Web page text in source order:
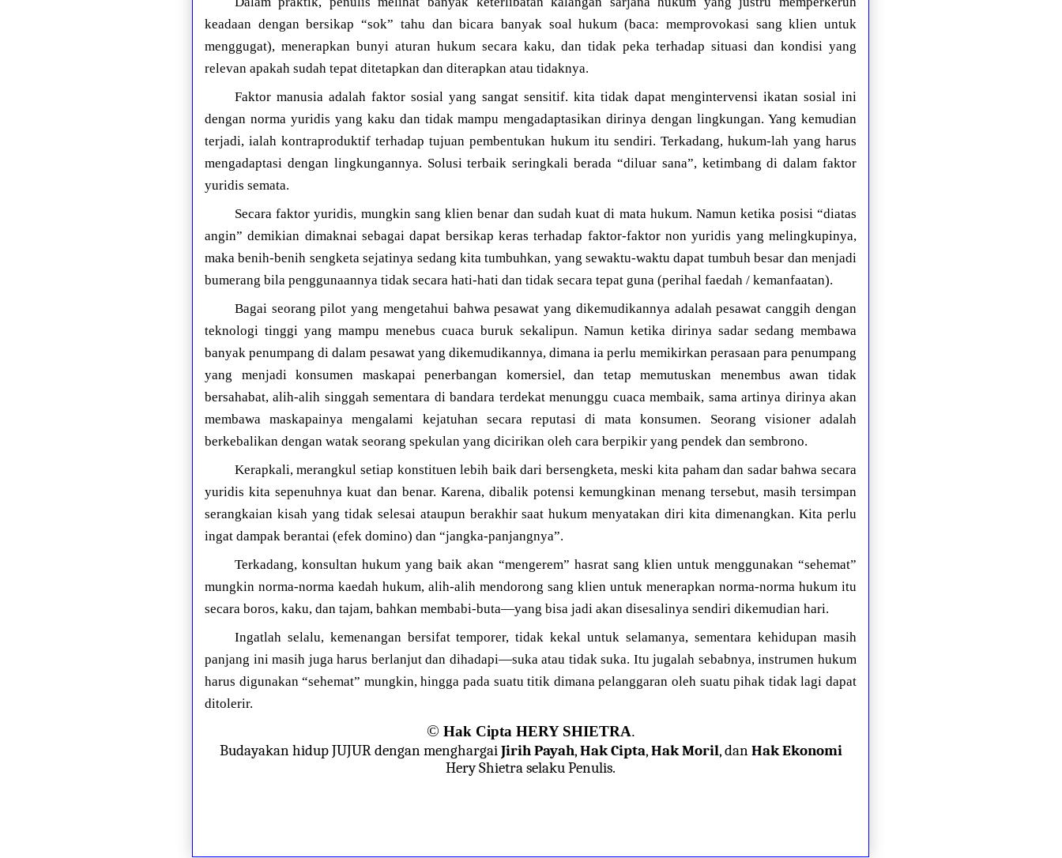
keadaan dengan bersikap “sok” tahu dan bicara banyak soal hukum (baca: memprovokasi sang klien untuk
menggugat), menerapkan bunyi aturan hukum secara kaku, dan tidak peka terhadap situasi dan kondisi yang
relevan apakah sudah tepat ditetapkan dan diterapkan atau tidaknya.
Faktor manusia adalah faktor sosial yang sangat sensitif. kita tidak dapat mengintervensi ikatan sosial ini
dengan norma yuridis yang kaku dan tidak mampu mengadaptasikan dirinya dengan lingkungan. Yang kemudian
terjadi, ialah kontraproduktif terhadap tujuan pembentukan hukum itu sendiri. Terkadang, hukum-lah yang harus
mengadaptasi dengan lingkungannya. Solusi terbaik seringkali berada “diluar sana”, ketimbang di dalam faktor
yuridis semata.
Secara faktor yuridis, mungkin sang klien benar dan sudah kuat di mata hukum. Namun ketika posisi “diatas
angin” demikian dimaknai sebagai dapat bersikap keras terhadap faktor-faktor non yuridis yang melingkupinya,
maka benih-benih sengketa sejatinya sedang kita tumbuhkan, yang sewaktu-waktu dapat tumbuh besar dan menjadi
bumerang bila penggunaannya tidak secara hati-hati dan tidak secara tepat guna (perihal faedah / kemanfaatan).
Bagai seorang pilot yang mengetahui bahwa pesawat yang dikemudikannya adalah pesawat canggih dengan
teknologi tinggi yang mampu menebus cuaca buruk sekalipun. Namun ketika dirinya sadar sedang membawa
banyak penumpang di dalam pesawat yang dikemudikannya, dimana ia perlu memikirkan perasaan para penumpang
yang menjadi konsumen maskapai penerbangan komersiel, dan tetap memutuskan menembus awan tidak
bersahabat, alih-alih singgah sementara di bandara terdekat menunggu cuaca membaik, sama artinya dirinya akan
membawa maskapainya mengalami kejatuhan secara reputasi di mata konsumen. Seorang visioner adalah
berkebalikan dengan watak seorang spekulan yang dicirikan oleh cara berpikir yang pendek dan sembrono.
Kerapkali, merangkul setiap konstituen lebih baik dari bersengketa, meski kita paham dan sadar bahwa secara
yuridis kita sepenuhnya kuat dan benar. Karena, dibalik potensi kemungkinan menang tersebut, masih tersimpan
serangkaian kisah yang tidak selesai ataupun berakhir saat hukum menyatakan diri kita dimenangkan. Kita perlu
ingat dampak berantai (efek domino) dan “jangka-panjangnya”.
Terkadang, konsultan hukum yang baik akan “mengerem” hasrat sang klien untuk menggunakan “sehemat”
mungkin norma-norma kaedah hukum, alih-alih mendorong sang klien untuk menerapkan norma-norma hukum itu
secara boros, kaku, dan tajam, bahkan membabi-buta—yang bisa jadi akan disesalinya sendiri dikemudian hari.
Ingatlah selalu, kemenangan bersifat temporer, tidak kekal untuk selamanya, sementara kehidupan masih
panjang ini masih juga harus berlanjut dan dihadapi—suka atau tidak suka. Itu jugalah sebabnya, instrumen hukum
harus digunakan “sehemat” mungkin, hingga pada suatu titik dimana pelanggaran oleh suatu pihak tidak lagi dapat
ditolerir.
© Hak Cipta HERY SHIETRA.
Budayakan hidup JUJUR dengan menghargaiJirih Payah,Hak Cipta,Hak Moril, danHak Ekonomi
Hery Shietra selaku Penulis.